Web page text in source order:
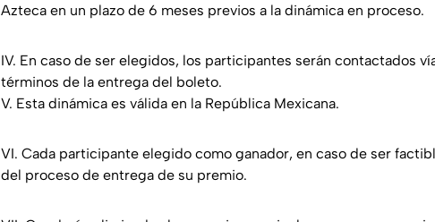
Azteca en un plazo de 6 meses previos a la dinámica en proceso.
IV. En caso de ser elegidos, los participantes serán contactados
términos de la entrega del boleto.
V. Esta dinámica es válida en la República Mexicana.
VI. Cada participante elegido como ganador, en caso de ser
del proceso de entrega de su premio.